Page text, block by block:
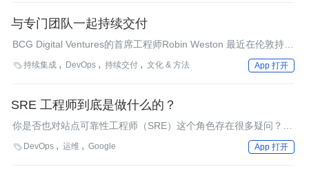
与专门团队一起持续交付
BCG Digital Ventures的首席工程师Robin Weston 最近在伦敦持续
生命周期大会（Continuous Lifecycle London）上发布了一份经验
报告，在该报告中称，外部支持团队能够在难以实施变化的组织和
和工具，而更专注于分享良好的实践和团队教育。实践范围从持续
时间。
持续集成 DevOps 持续交付 文化 & 方法 App 打开
SRE 工程师到底是做什么的？
你是否也对站点可靠性工程师（SRE）这个角色存在很多疑问？本
文介绍了 SRE 工程师的职责。
 DevOps 运维 Google App 打开